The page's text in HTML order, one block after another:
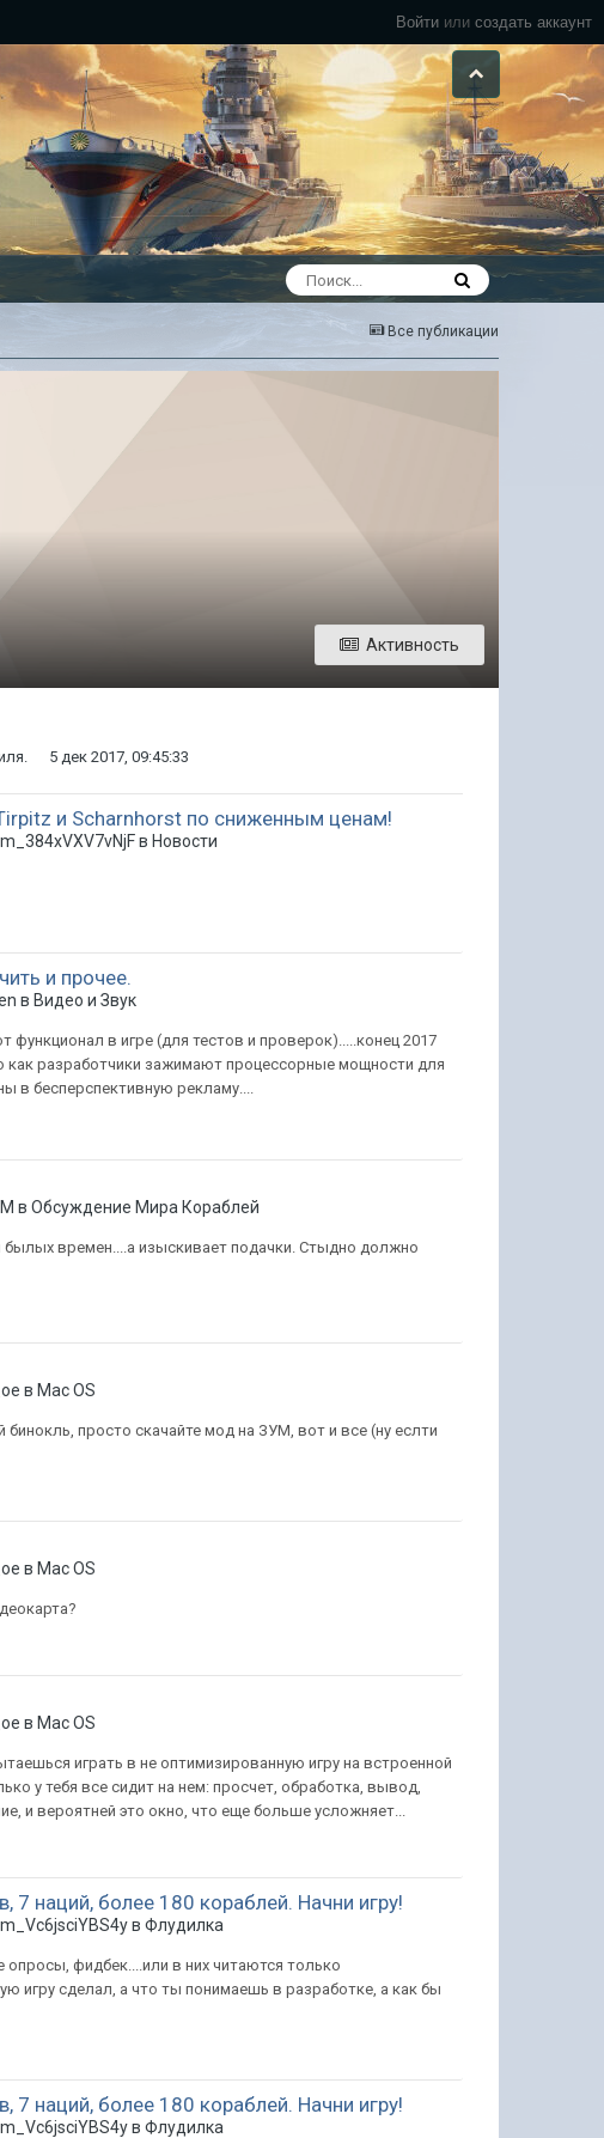
Войти или создать аккаунт
Все публикации
Активность
5 дек 2017, 09:45:33
и Scharnhorst по сниженным ценам!
в Новости
и прочее.
в Видео и Звук
функционал в игре (для тестов и проверок).....конец 2017
как разработчики зажимают процессорные мощности для
в бесперспективную рекламу....
вОбсуждение Мира Кораблей
времен....а изыскивает подачки. Стыдно должно
в Mac OS
просто скачайте мод на ЗУМ, вот и все (ну еслти
в Mac OS
в Mac OS
играть в не оптимизированную игру на встроенной
у тебя все сидит на нем: просчет, обработка, вывод,
и вероятней это окно, что еще больше усложняет...
7 наций, более 180 кораблей. Начни игру!
вФлудилка
фидбек....или в них читаются только
игру сделал, а что ты понимаешь в разработке, а как бы
7 наций, более 180 кораблей. Начни игру!
вФлудилка